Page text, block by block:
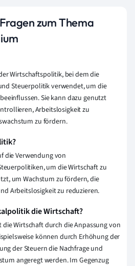
zum Thema
Wirtschaftspolitik, bei dem die
Steuerpolitik verwendet, um die
Sie kann dazu genutzt
Arbeitslosigkeit zu
zu fördern.
die Verwendung von
um die Wirtschaft zu
um Wachstum zu fördern, die
Arbeitslosigkeit zu reduzieren.
die Wirtschaft?
Wirtschaft durch die Anpassung von
können durch Erhöhung der
der Steuern die Nachfrage und
angeregt werden. Im Gegenzug